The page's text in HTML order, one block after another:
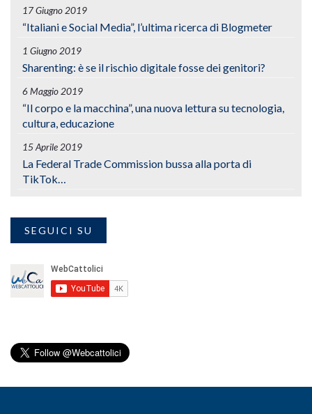
17 Giugno 2019
“Italiani e Social Media”, l’ultima ricerca di Blogmeter
1 Giugno 2019
Sharenting: è se il rischio digitale fosse dei genitori?
6 Maggio 2019
“Il corpo e la macchina”, una nuova lettura su tecnologia,
cultura, educazione
15 Aprile 2019
La Federal Trade Commission bussa alla porta di
TikTok…
SEGUICI SU